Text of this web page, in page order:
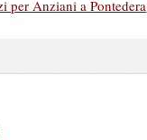
per Anziani a Pontedera